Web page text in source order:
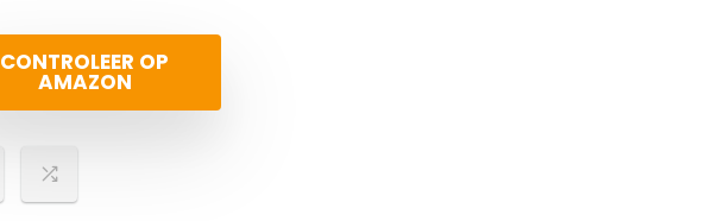
CONTROLEER OP
AMAZON